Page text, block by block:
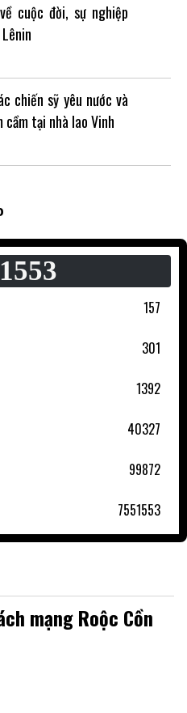
cuộc đời, sự nghiệp
chiến sỹ yêu nước và
cầm tại nhà lao Vinh
157
301
1392
40327
99872
7551553
mạng Roộc Cồn